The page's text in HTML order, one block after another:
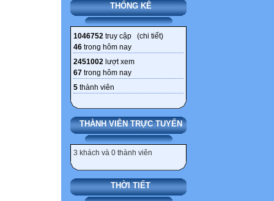
THỐNG KÊ
1046752 truy cập (chi tiết)
46 trong hôm nay
2451002 lượt xem
67 trong hôm nay
5 thành viên
THÀNH VIÊN TRỰC TUYẾN
3 khách và 0 thành viên
THỜI TIẾT